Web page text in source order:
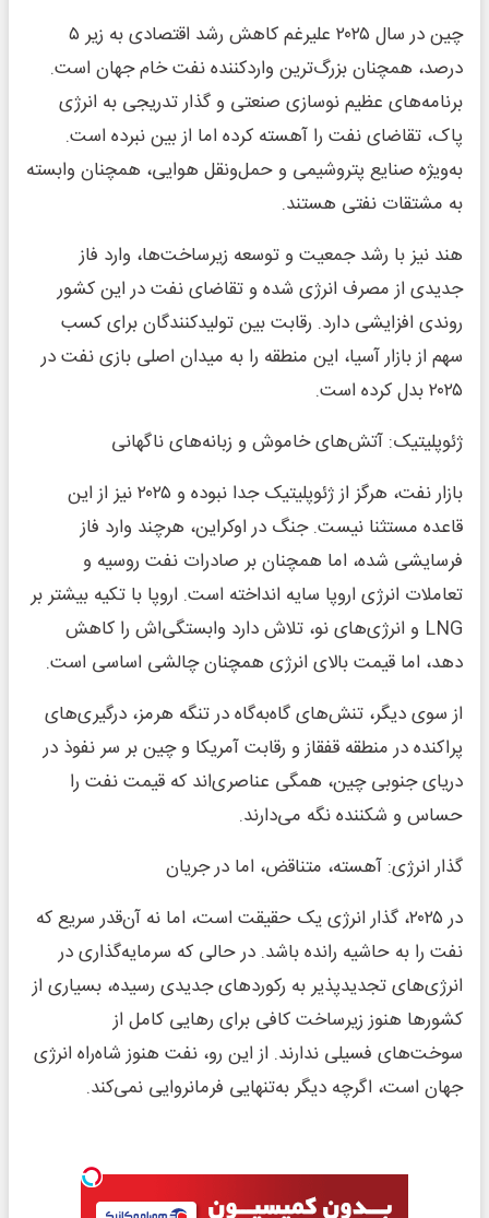
چین در سال ۲۰۲۵ علیرغم کاهش رشد اقتصادی به زیر ۵
درصد، همچنان بزرگ‌ترین واردکننده نفت خام جهان است.
برنامه‌های عظیم نوسازی صنعتی و گذار تدریجی به انرژی
پاک، تقاضای نفت را آهسته کرده اما از بین نبرده است.
به‌ویژه صنایع پتروشیمی و حمل‌ونقل هوایی، همچنان وابسته
به مشتقات نفتی هستند.
هند نیز با رشد جمعیت و توسعه زیرساخت‌ها، وارد فاز
جدیدی از مصرف انرژی شده و تقاضای نفت در این کشور
روندی افزایشی دارد. رقابت بین تولیدکنندگان برای کسب
سهم از بازار آسیا، این منطقه را به میدان اصلی بازی نفت در
۲۰۲۵ بدل کرده است.
ژئوپلیتیک: آتش‌های خاموش و زبانه‌های ناگهانی
بازار نفت، هرگز از ژئوپلیتیک جدا نبوده و ۲۰۲۵ نیز از این
قاعده مستثنا نیست. جنگ در اوکراین، هرچند وارد فاز
فرسایشی شده، اما همچنان بر صادرات نفت روسیه و
تعاملات انرژی اروپا سایه انداخته است. اروپا با تکیه بیشتر بر
LNG و انرژی‌های نو، تلاش دارد وابستگی‌اش را کاهش
دهد، اما قیمت‌ بالای انرژی همچنان چالشی اساسی است.
از سوی دیگر، تنش‌های گاه‌به‌گاه در تنگه هرمز، درگیری‌های
پراکنده در منطقه قفقاز و رقابت آمریکا و چین بر سر نفوذ در
دریای جنوبی چین، همگی عناصری‌اند که قیمت نفت را
حساس و شکننده نگه می‌دارند.
گذار انرژی: آهسته، متناقض، اما در جریان
در ۲۰۲۵، گذار انرژی یک حقیقت است، اما نه آن‌قدر سریع که
نفت را به حاشیه رانده باشد. در حالی که سرمایه‌گذاری در
انرژی‌های تجدیدپذیر به رکوردهای جدیدی رسیده، بسیاری از
کشورها هنوز زیرساخت کافی برای رهایی کامل از
سوخت‌های فسیلی ندارند. از این رو، نفت هنوز شاه‌راه انرژی
جهان است، اگرچه دیگر به‌تنهایی فرمانروایی نمی‌کند.